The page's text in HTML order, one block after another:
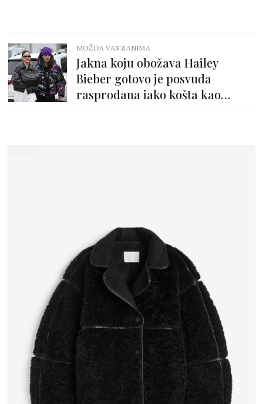
MOŽDA VAS ZANIMA
Jakna koju obožava Hailey
Bieber gotovo je posvuda
rasprodana iako košta kao